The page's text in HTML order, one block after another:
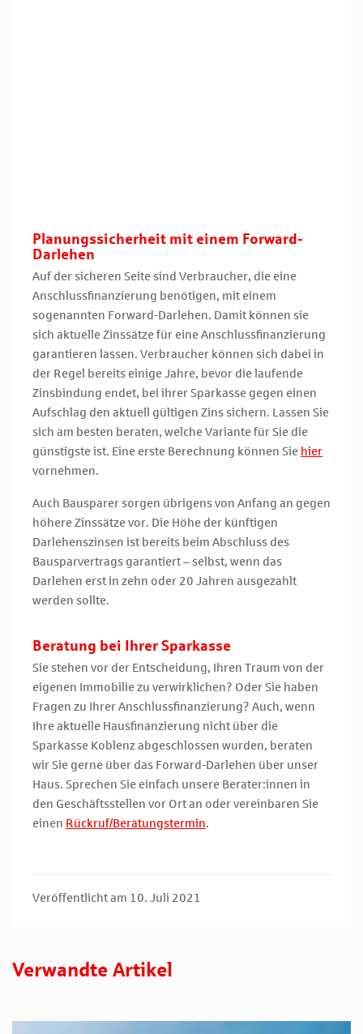
Planungssicherheit mit einem Forward-
Darlehen
Auf der sicheren Seite sind Verbraucher, die eine
Anschlussfinanzierung benötigen, mit einem
sogenannten Forward-Darlehen. Damit können sie
sich aktuelle Zinssätze für eine Anschlussfinanzierung
garantieren lassen. Verbraucher können sich dabei in
der Regel bereits einige Jahre, bevor die laufende
Zinsbindung endet, bei ihrer Sparkasse gegen einen
Aufschlag den aktuell gültigen Zins sichern. Lassen Sie
sich am besten beraten, welche Variante für Sie die
günstigste ist. Eine erste Berechnung können Sie hier
vornehmen.
Auch Bausparer sorgen übrigens von Anfang an gegen
höhere Zinssätze vor. Die Höhe der künftigen
Darlehenszinsen ist bereits beim Abschluss des
Bausparvertrags garantiert – selbst, wenn das
Darlehen erst in zehn oder 20 Jahren ausgezahlt
werden sollte.
Beratung bei Ihrer Sparkasse
Sie stehen vor der Entscheidung, Ihren Traum von der
eigenen Immobilie zu verwirklichen? Oder Sie haben
Fragen zu Ihrer Anschlussfinanzierung? Auch, wenn
Ihre aktuelle Hausfinanzierung nicht über die
Sparkasse Koblenz abgeschlossen wurden, beraten
wir Sie gerne über das Forward-Darlehen über unser
Haus. Sprechen Sie einfach unsere Berater:innen in
den Geschäftsstellen vor Ort an oder vereinbaren Sie
einen Rückruf/Beratungstermin.
Veröffentlicht am 10. Juli 2021
Verwandte Artikel